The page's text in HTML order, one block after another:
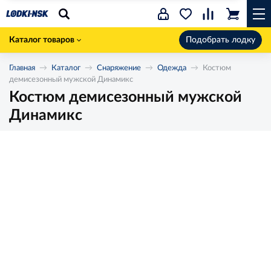
Каталог товаров Подобрать лодку
Главная Каталог Снаряжение Одежда
Костюм
демисезонный мужской Динамикс
Костюм демисезонный мужской
Динамикс